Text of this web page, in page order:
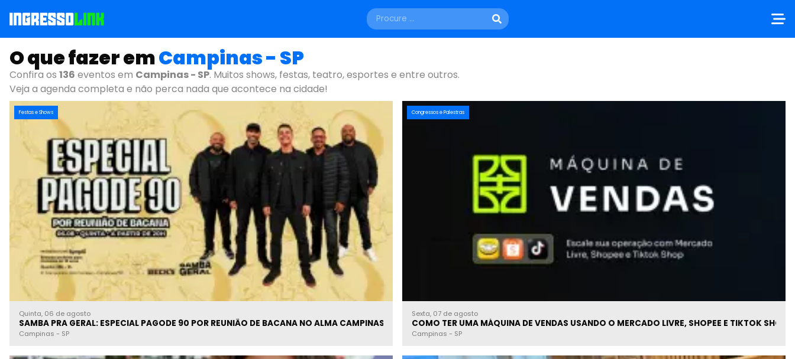
O que fazer emCampinas - SP
Confira os 136 eventos em Campinas - SP. Muitos shows, festas, teatro, esportes e entre outros.
Veja a agenda completa e não perca nada que acontece na cidade!
Festas e Shows
Quinta, 06 de agosto
SAMBA PRA GERAL: ESPECIAL PAGODE 90 POR REUNIÃO DE BACANA NO ALMA CAMPINAS | 06.08
Campinas - SP
Congressos e Palestras
Sexta, 07 de agosto
COMO TER UMA MÁQUINA DE VENDAS USANDO O MERCADO LIVRE, SHOPEE E TIKTOK SHOP
Campinas - SP